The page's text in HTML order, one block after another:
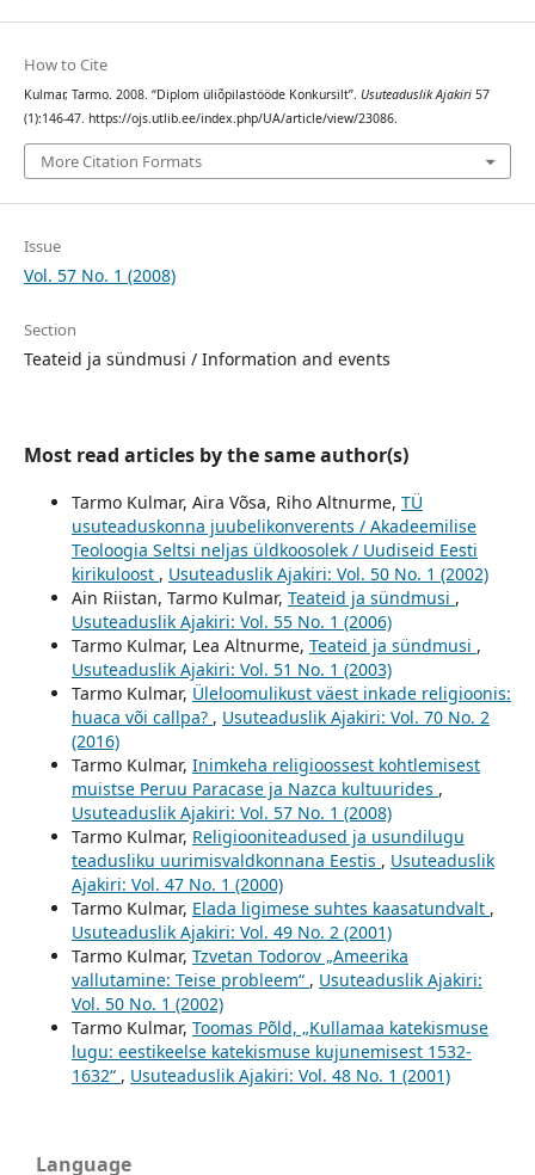
How to Cite
Kulmar, Tarmo. 2008. “Diplom üliõpilastööde Konkursilt”. Usuteaduslik Ajakiri57
(1):146-47. https://ojs.utlib.ee/index.php/UA/article/view/23086.
More Citation Formats
Issue
Vol. 57 No. 1 (2008)
Section
Teateid ja sündmusi / Information and events
Most read articles by the same author(s)
Tarmo Kulmar, Aira Võsa, Riho Altnurme, TÜ
usuteaduskonna juubelikonverents / Akadeemilise
Teoloogia Seltsi neljas üldkoosolek / Uudiseid Eesti
kirikuloost , Usuteaduslik Ajakiri: Vol. 50 No. 1 (2002)
Ain Riistan, Tarmo Kulmar, Teateid ja sündmusi ,
Usuteaduslik Ajakiri: Vol. 55 No. 1 (2006)
Tarmo Kulmar, Lea Altnurme, Teateid ja sündmusi ,
Usuteaduslik Ajakiri: Vol. 51 No. 1 (2003)
Tarmo Kulmar, Üleloomulikust väest inkade religioonis:
huaca või callpa? , Usuteaduslik Ajakiri: Vol. 70 No. 2
(2016)
Tarmo Kulmar, Inimkeha religioossest kohtlemisest
muistse Peruu Paracase ja Nazca kultuurides ,
Usuteaduslik Ajakiri: Vol. 57 No. 1 (2008)
Tarmo Kulmar, Religiooniteadused ja usundilugu
teadusliku uurimisvaldkonnana Eestis , Usuteaduslik
Ajakiri: Vol. 47 No. 1 (2000)
Tarmo Kulmar, Elada ligimese suhtes kaasatundvalt ,
Usuteaduslik Ajakiri: Vol. 49 No. 2 (2001)
Tarmo Kulmar, Tzvetan Todorov „Ameerika
vallutamine: Teise probleem“ , Usuteaduslik Ajakiri:
Vol. 50 No. 1 (2002)
Tarmo Kulmar, Toomas Põld, „Kullamaa katekismuse
lugu: eestikeelse katekismuse kujunemisest 1532-
1632“ , Usuteaduslik Ajakiri: Vol. 48 No. 1 (2001)
Language